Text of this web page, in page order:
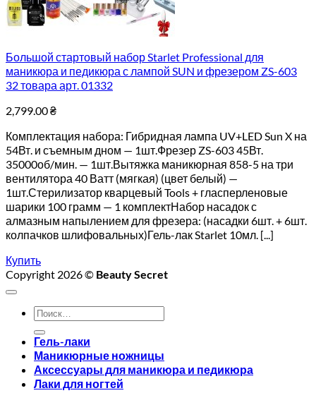
Большой стартовый набор Starlet Professional для
маникюра и педикюра с лампой SUN и фрезером ZS-603
32 товара арт. 01332
2,799.00₴
Комплектация набора: Гибридная лампа UV+LED Sun X на
54Вт. и съемным дном — 1шт.Фрезер ZS-603 45Вт.
35000об/мин. — 1шт.Вытяжка маникюрная 858-5 на три
вентилятора 40 Ватт (мягкая) (цвет белый) —
1шт.Стерилизатор кварцевый Tools + гласперленовые
шарики 100 грамм — 1 комплектНабор насадок с
алмазным напылением для фрезера: (насадки 6шт. + 6шт.
колпачков шлифовальных)Гель-лак Starlet 10мл. [...]
Купить
Copyright 2026 © Beauty Secret
Искать:
Гель-лаки
Маникюрные ножницы
Аксессуары для маникюра и педикюра
Лаки для ногтей